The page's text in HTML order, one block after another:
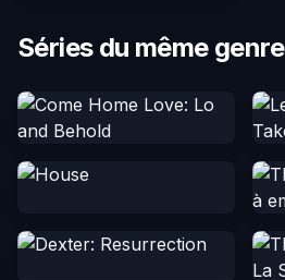
Séries du même genre